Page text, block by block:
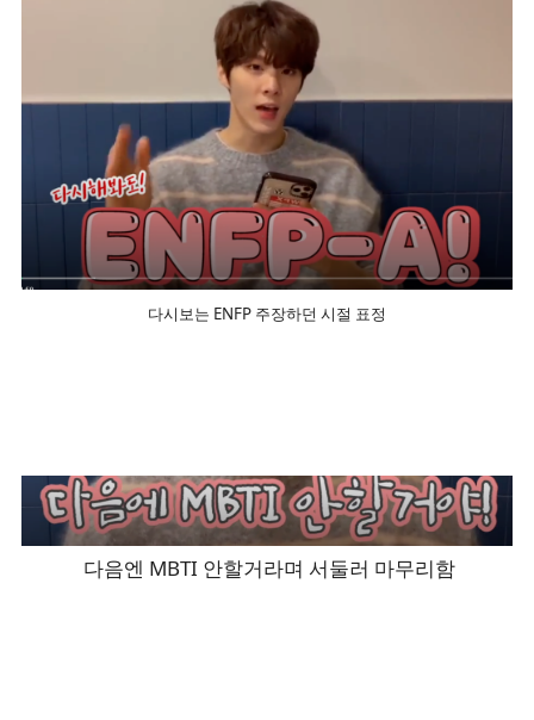
다시보는 ENFP 주장하던 시절 표정
다음엔 MBTI 안할거라며 서둘러 마무리함